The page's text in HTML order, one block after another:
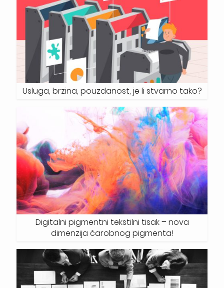
Usluga, brzina, pouzdanost, je li stvarno tako?
Digitalni pigmentni tekstilni tisak – nova
dimenzija čarobnog pigmenta!